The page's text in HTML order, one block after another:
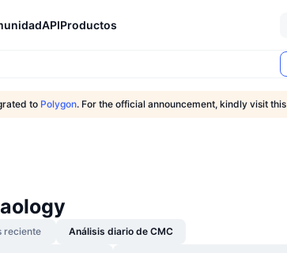
APIProductos
to Polygon. For the official announcement, kindly visit this
reciente Análisis diario de CMC